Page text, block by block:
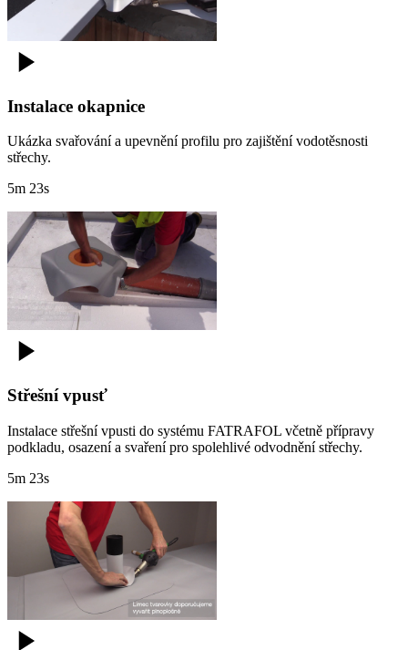
Instalace okapnice
Ukázka svařování a upevnění profilu pro zajištění vodotěsnosti
střechy.
5m 23s
Střešní vpusť
Instalace střešní vpusti do systému FATRAFOL včetně přípravy
podkladu, osazení a svaření pro spolehlivé odvodnění střechy.
5m 23s